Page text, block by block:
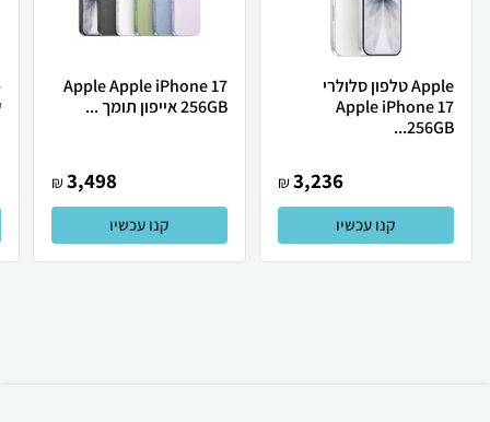
Apple טלפון סלולרי
Apple iPhone 17
256GB...
3,236
₪
קנו עכשיו
Apple Apple iPhone 17
256GB אייפון תומך ...
3,498
₪
קנו עכשיו